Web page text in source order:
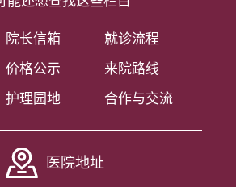
院长信箱
就诊流程
价格公示
来院路线
护理园地 合作与交流
医院地址